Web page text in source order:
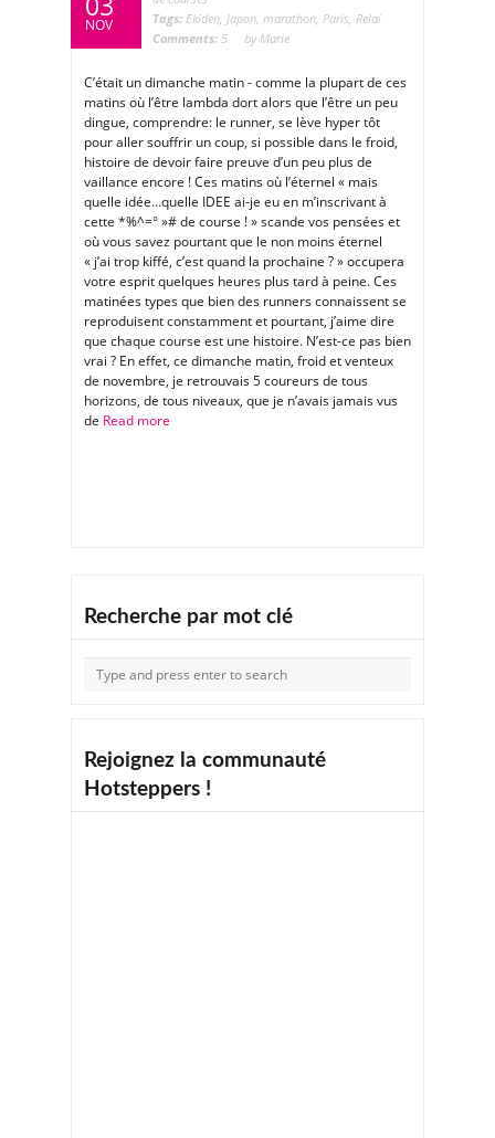
NOV
Tags: Ekiden, Japon, marathon, Paris, Relai
Comments: 5 by Marie
C’était un dimanche matin - comme la plupart de ces
matins où l’être lambda dort alors que l’être un peu
dingue, comprendre: le runner, se lève hyper tôt
pour aller souffrir un coup, si possible dans le froid,
histoire de devoir faire preuve d’un peu plus de
vaillance encore ! Ces matins où l’éternel « mais
quelle idée…quelle IDEE ai-je eu en m’inscrivant à
cette *%^=° »# de course ! » scande vos pensées et
où vous savez pourtant que le non moins éternel
« j’ai trop kiffé, c’est quand la prochaine ? » occupera
votre esprit quelques heures plus tard à peine. Ces
matinées types que bien des runners connaissent se
reproduisent constamment et pourtant, j’aime dire
que chaque course est une histoire. N’est-ce pas bien
vrai ? En effet, ce dimanche matin, froid et venteux
de novembre, je retrouvais 5 coureurs de tous
horizons, de tous niveaux, que je n’avais jamais vus
de Read more
Recherche par mot clé
Rejoignez la communauté
Hotsteppers !